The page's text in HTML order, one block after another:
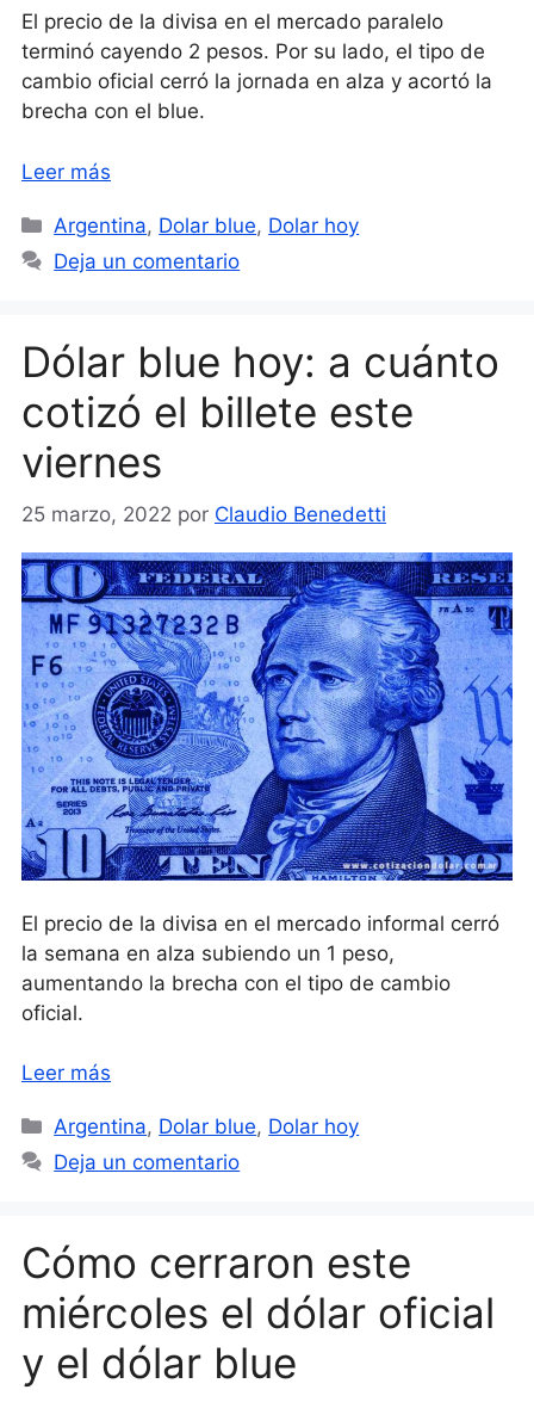
El precio de la divisa en el mercado paralelo
terminó cayendo 2 pesos. Por su lado, el tipo de
cambio oficial cerró la jornada en alza y acortó la
brecha con el blue.
Leer más
Categorías
Argentina, Dolar blue, Dolar hoy
Deja un comentario
Dólar blue hoy: a cuánto
cotizó el billete este
viernes
25 marzo, 2022 por Claudio Benedetti
El precio de la divisa en el mercado informal cerró
la semana en alza subiendo un 1 peso,
aumentando la brecha con el tipo de cambio
oficial.
Leer más
Categorías
Argentina, Dolar blue, Dolar hoy
Deja un comentario
Cómo cerraron este
miércoles el dólar oficial
y el dólar blue